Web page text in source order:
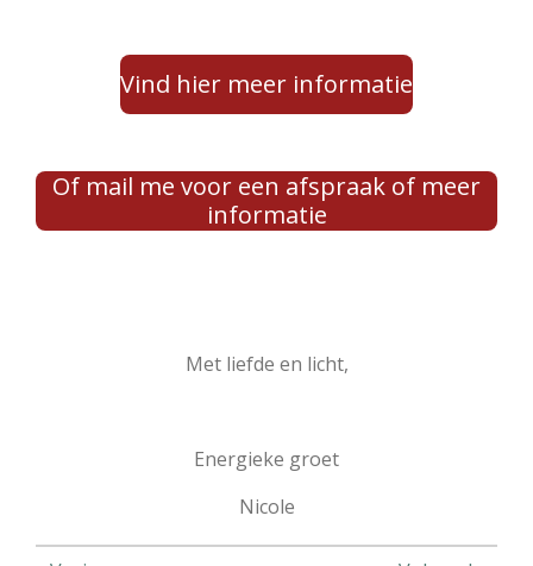
Vind hier meer informatie
Of mail me voor een afspraak of meer
informatie
Met liefde en licht,
Energieke groet
Nicole